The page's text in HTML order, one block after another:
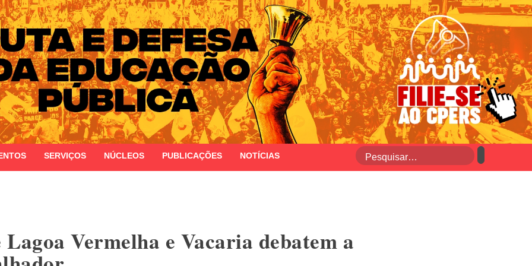
Estado do Rio Grande do Sul
SERVIÇOS NÚCLEOS PUBLICAÇÕES NOTÍCIAS
Vermelha e Vacaria debatem a